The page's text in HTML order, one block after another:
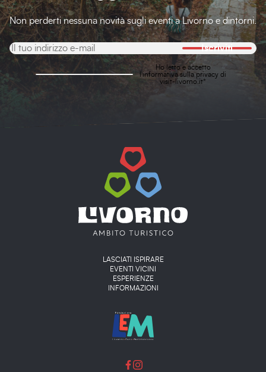
Non perderti nessuna novità sugli eventi a Livorno e dintorni.
Iscriviti
Ho letto e accetto
l'informativa sulla privacy di
visit-livorno.it*
LASCIATI ISPIRARE
EVENTI VICINI
ESPERIENZE
INFORMAZIONI